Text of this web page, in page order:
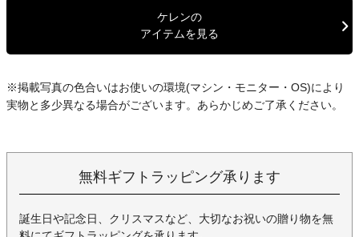
ケレンの
アイテムを見る
※掲載写真の色合いはお使いの環境(マシン・モニター・OS)により
実物と多少異なる場合がございます。あらかじめご了承ください。
無料ギフトラッピング承ります
誕生日や記念日、クリスマスなど、大切なお祝いの贈り物を無